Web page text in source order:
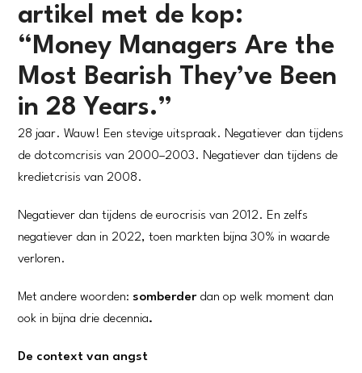
artikel met de kop:
“Money Managers Are the
Most Bearish They’ve Been
in 28 Years.”
28 jaar. Wauw! Een stevige uitspraak. Negatiever dan tijdens
de dotcomcrisis van 2000–2003. Negatiever dan tijdens de
kredietcrisis van 2008.
Negatiever dan tijdens de eurocrisis van 2012. En zelfs
negatiever dan in 2022, toen markten bijna 30% in waarde
verloren.
Met andere woorden: somberder dan op welk moment dan
ook in bijna drie decennia.
De context van angst